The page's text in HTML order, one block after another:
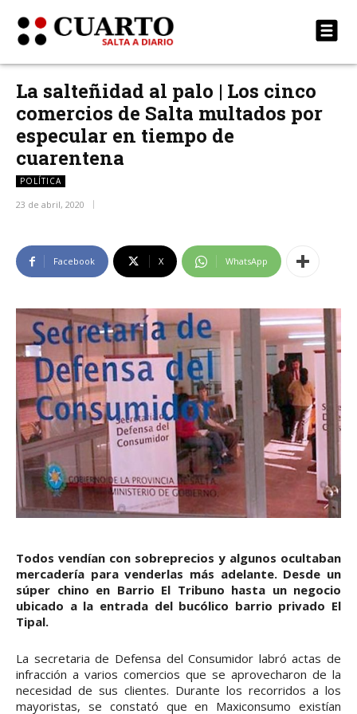
La salteñidad al palo | Los cinco
comercios de Salta multados por
especular en tiempo de
cuarentena
POLÍTICA
23 de abril, 2020
Facebook X WhatsApp
Todos vendían con sobreprecios y algunos ocultaban
mercadería para venderlas más adelante. Desde un
súper chino en Barrio El Tribuno hasta un negocio
ubicado a la entrada del bucólico barrio privado El
Tipal.
La secretaria de Defensa del Consumidor labró actas de
infracción a varios comercios que se aprovecharon de la
necesidad de sus clientes. Durante los recorridos a los
mayoristas, se constató que en Maxiconsumo existían